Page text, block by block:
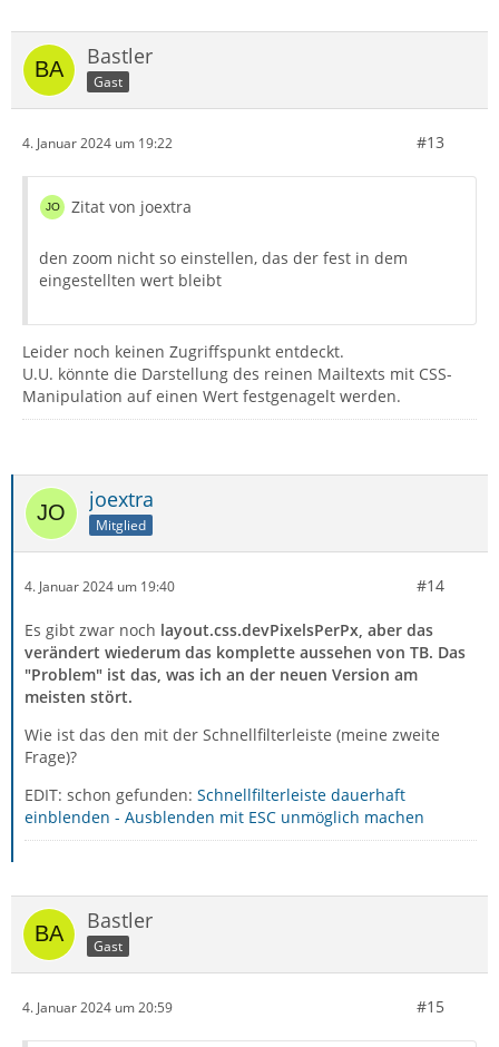
Bastler
Gast
4. Januar 2024 um 19:22 #13
Zitat von joextra
den zoom nicht so einstellen, das der fest in dem
eingestellten wert bleibt
Leider noch keinen Zugriffspunkt entdeckt.
U.U. könnte die Darstellung des reinen Mailtexts mit CSS-
Manipulation auf einen Wert festgenagelt werden.
joextra
Mitglied
4. Januar 2024 um 19:40 #14
Es gibt zwar noch layout.css.devPixelsPerPx, aber das
verändert wiederum das komplette aussehen von TB. Das
"Problem" ist das, was ich an der neuen Version am
meisten stört.
Wie ist das den mit der Schnellfilterleiste (meine zweite
Frage)?
EDIT: schon gefunden: Schnellfilterleiste dauerhaft
einblenden - Ausblenden mit ESC unmöglich machen
Bastler
Gast
4. Januar 2024 um 20:59 #15